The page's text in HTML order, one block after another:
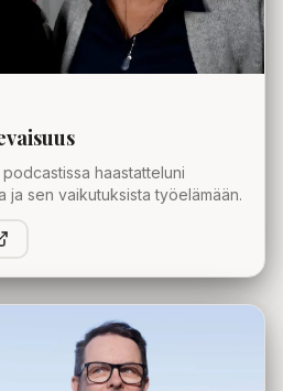
haastatteluni
ja sen vaikutuksista työelämään.